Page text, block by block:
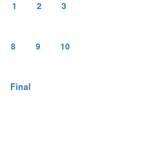
1 2 3
8 9 10
Final